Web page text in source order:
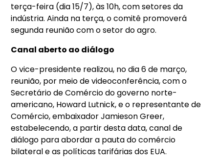
terça-feira (dia 15/7), às 10h, com setores da
indústria. Ainda na terça, o comitê promoverá
segunda reunião com o setor do agro.
Canal aberto ao diálogo
O vice-presidente realizou, no dia 6 de março,
reunião, por meio de videoconferência, com o
Secretário de Comércio do governo norte-
americano, Howard Lutnick, e o representante de
Comércio, embaixador Jamieson Greer,
estabelecendo, a partir desta data, canal de
diálogo para abordar a pauta do comércio
bilateral e as políticas tarifárias dos EUA.